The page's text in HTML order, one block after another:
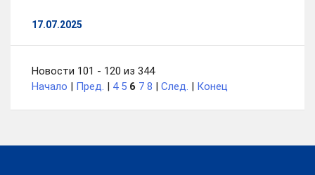
17.07.2025
Новости 101 - 120 из 344
Начало | Пред. | 4 5 6 7 8 | След. | Конец